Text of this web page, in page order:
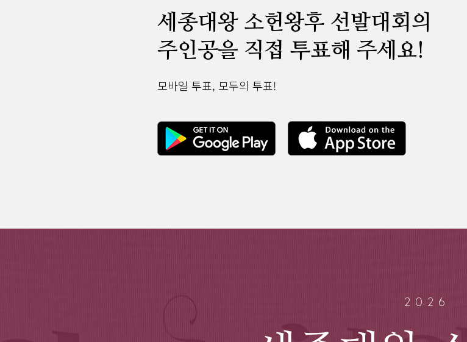
세종대왕 소헌왕후 선발대회의
주인공을 직접 투표해 주세요!
모바일 투표, 모두의 투표!
2026